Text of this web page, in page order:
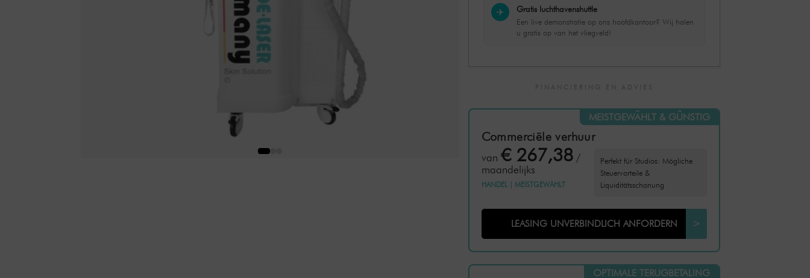
✈️
Gratis luchthavenshuttle
Een live demonstratie op ons hoofdkantoor? Wij halen
u gratis op van het vliegveld!
MEISTGEWÄHLT & GÜNSTIG
Commerciële verhuur
Perfekt für Studios: Mögliche
Steuervorteile &
Liquiditätsschonung
van € 267,38/
maandelijks
HANDEL MEISTGEWÄHLT
LEASING UNVERBINDLICH ANFORDERN >
OPTIMALE TERUGBETALING